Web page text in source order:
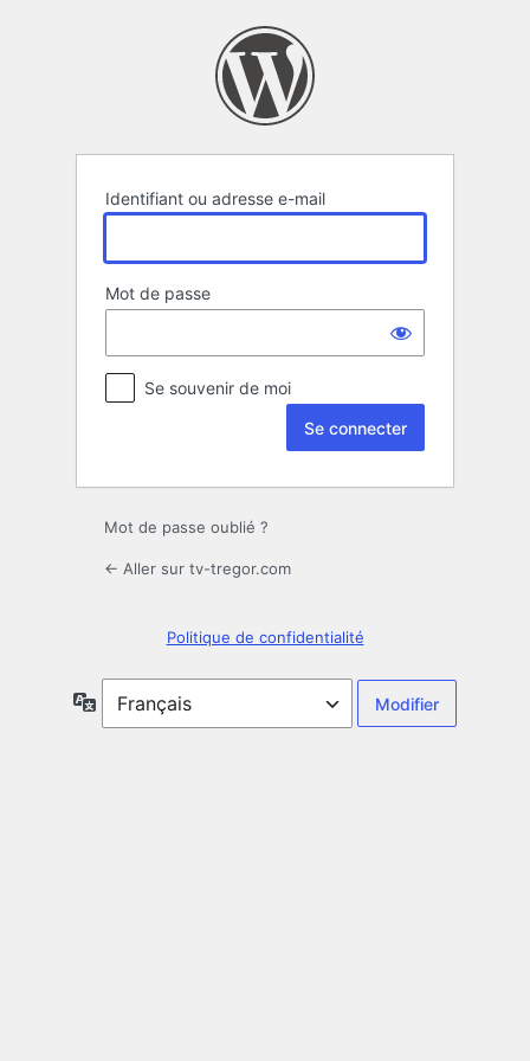
Identifiant ou adresse e-mail
Mot de passe
Se souvenir de moi
Mot de passe oublié ?
← Aller sur tv-tregor.com
Politique de confidentialité
Langue